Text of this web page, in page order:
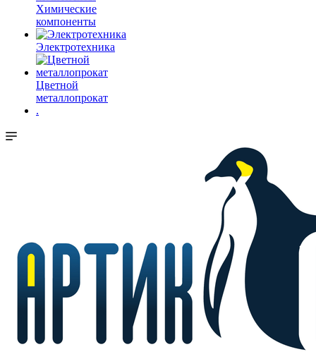
Химические
компоненты
Электротехника
Цветной
металлопрокат
.